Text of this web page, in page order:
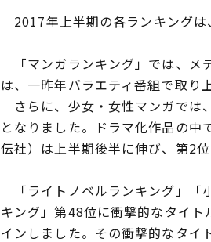
2017年上半期の各ランキングは
「マンガランキング」では、メ
は、一昨年バラエティ番組で取り
さらに、少女・女性マンガでは
となりました。ドラマ化作品の
伝社）は上半期後半に伸び、第2
「ライトノベルランキング」「
キング」第48位に衝撃的なタイ
インしました。その衝撃的なタイ